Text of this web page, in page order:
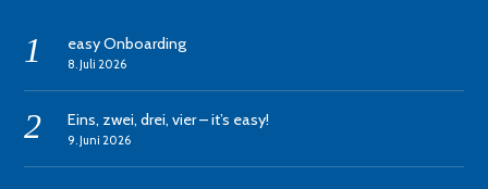
easy Onboarding
8. Juli 2026
Eins, zwei, drei, vier – it’s easy!
9. Juni 2026